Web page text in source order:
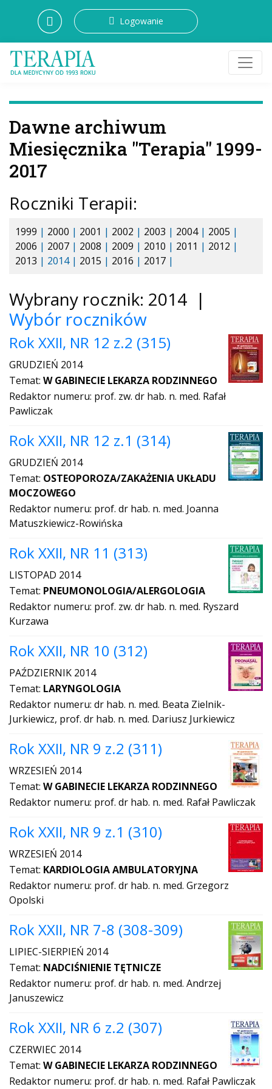
Logowanie
Dawne archiwum
Miesięcznika "Terapia" 1999-
2017
Roczniki Terapii:
1999 | 2000 | 2001 | 2002 | 2003 | 2004| 2005 |
2006 | 2007 | 2008 | 2009 | 2010 | 2011 | 2012 |
2013 | 2014 | 2015 | 2016 | 2017 |
Wybrany rocznik: 2014 |
Wybór roczników
Rok XXII, NR 12 z.2 (315)
GRUDZIEŃ 2014
Temat: W GABINECIE LEKARZA RODZINNEGO
Redaktor numeru: prof. zw. dr hab. n. med. Rafał
Pawliczak
Rok XXII, NR 12 z.1 (314)
GRUDZIEŃ 2014
Temat: OSTEOPOROZA/ZAKAŻENIA UKŁADU
MOCZOWEGO
Redaktor numeru: prof. dr hab. n. med. Joanna
Matuszkiewicz-Rowińska
Rok XXII, NR 11 (313)
LISTOPAD 2014
Temat: PNEUMONOLOGIA/ALERGOLOGIA
Redaktor numeru: prof. zw. dr hab. n. med. Ryszard
Kurzawa
Rok XXII, NR 10 (312)
PAŹDZIERNIK 2014
Temat: LARYNGOLOGIA
Redaktor numeru: dr hab. n. med. Beata Zielnik-
Jurkiewicz, prof. dr hab. n. med. Dariusz Jurkiewicz
Rok XXII, NR 9 z.2 (311)
WRZESIEŃ 2014
Temat: W GABINECIE LEKARZA RODZINNEGO
Redaktor numeru: prof. dr hab. n. med. Rafał Pawliczak
Rok XXII, NR 9 z.1 (310)
WRZESIEŃ 2014
Temat: KARDIOLOGIA AMBULATORYJNA
Redaktor numeru: prof. dr hab. n. med. Grzegorz
Opolski
Rok XXII, NR 7-8 (308-309)
LIPIEC-SIERPIEŃ 2014
Temat: NADCIŚNIENIE TĘTNICZE
Redaktor numeru: prof. dr hab. n. med. Andrzej
Januszewicz
Rok XXII, NR 6 z.2 (307)
CZERWIEC 2014
Temat: W GABINECIE LEKARZA RODZINNEGO
Redaktor numeru: prof. dr hab. n. med. Rafał Pawliczak